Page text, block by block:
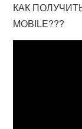
КАК
MOBILE???